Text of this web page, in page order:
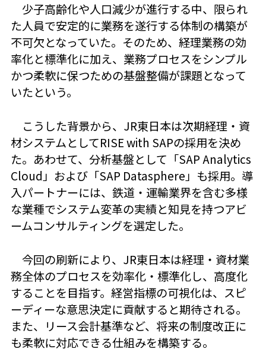
少子高齢化や人口減少が進行する中、限られ
た人員で安定的に業務を遂行する体制の構築が
不可欠となっていた。そのため、経理業務の効
率化と標準化に加え、業務プロセスをシンプル
かつ柔軟に保つための基盤整備が課題となって
いたという。
こうした背景から、JR東日本は次期経理・資
材システムとしてRISE with SAPの採用を決め
た。あわせて、分析基盤として「SAP Analytics
Cloud」および「SAP Datasphere」も採用。導
入パートナーには、鉄道・運輸業界を含む多様
な業種でシステム変革の実績と知見を持つアビ
ームコンサルティングを選定した。
今回の刷新により、JR東日本は経理・資材業
務全体のプロセスを効率化・標準化し、高度化
することを目指す。経営指標の可視化は、スピ
ーディーな意思決定に貢献すると期待される。
また、リース会計基準など、将来の制度改正に
も柔軟に対応できる仕組みを構築する。